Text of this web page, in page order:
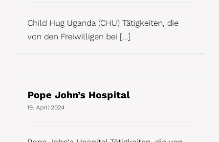
Child Hug Uganda (CHU) Tätigkeiten, die
von den Freiwilligen bei [...]
Pope John’s Hospital
19. April 2024